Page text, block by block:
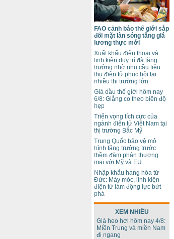
FAO cảnh báo thế giới sắp
đối mặt làn sóng tăng giá
lương thực mới
Xuất khẩu điện thoại và
linh kiện duy trì đà tăng
trưởng nhờ nhu cầu tiêu
thụ điện tử phục hồi tại
nhiều thị trường lớn
Giá dầu thế giới hôm nay
6/8: Giằng co theo biên độ
hẹp
Triển vọng tích cực của
ngành điện tử Việt Nam tại
thị trường Bắc Mỹ
Trung Quốc bảo vệ mô
hình tăng trưởng trước
thềm đàm phán thương
mại với Mỹ và EU
Nhập khẩu hàng hóa từ
Đức: Máy móc, linh kiện
điện tử làm động lực bứt
phá
XEM NHIỀU
Giá heo hơi hôm nay 4/8:
Miền Trung và miền Nam
đi ngang